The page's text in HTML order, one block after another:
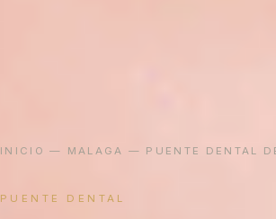
INICIO — MALAGA — PUENTE DENTAL
PUENTE DENTAL